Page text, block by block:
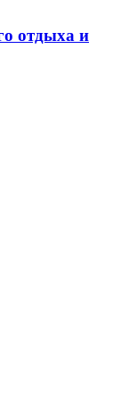
отдыха и